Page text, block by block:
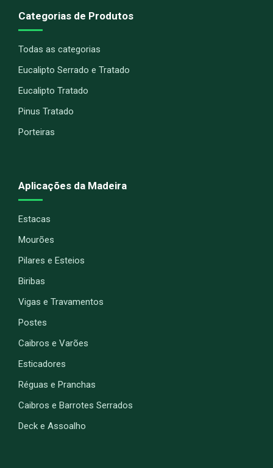
Categorias de Produtos
Todas as categorias
Eucalipto Serrado e Tratado
Eucalipto Tratado
Pinus Tratado
Porteiras
Aplicações da Madeira
Estacas
Mourões
Pilares e Esteios
Biribas
Vigas e Travamentos
Postes
Caibros e Varões
Esticadores
Réguas e Pranchas
Caibros e Barrotes Serrados
Deck e Assoalho